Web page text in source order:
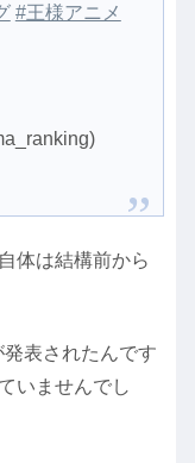
#王様アニメ
体は結構前から
表されたんです
いませんでし